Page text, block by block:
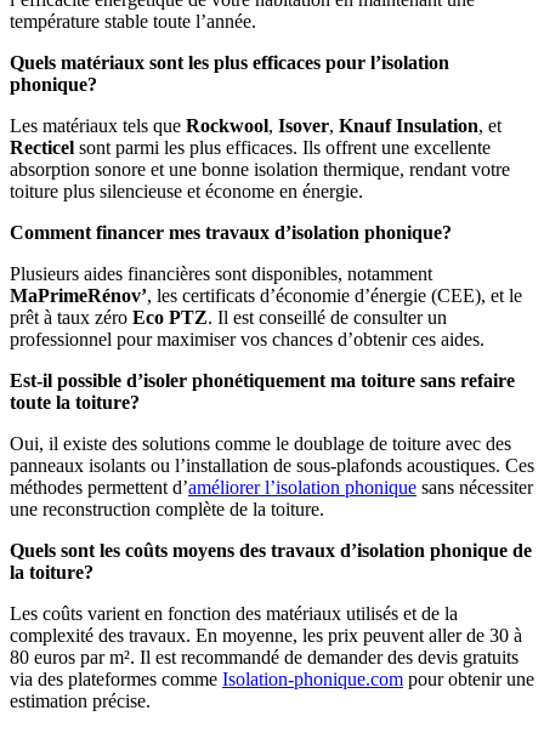
température stable toute l’année.
Quels matériaux sont les plus efficaces pour l’isolation
phonique?
Les matériaux tels que Rockwool, Isover, Knauf Insulation, et
Recticel sont parmi les plus efficaces. Ils offrent une excellente
absorption sonore et une bonne isolation thermique, rendant votre
toiture plus silencieuse et économe en énergie.
Comment financer mes travaux d’isolation phonique?
Plusieurs aides financières sont disponibles, notamment
MaPrimeRénov’, les certificats d’économie d’énergie (CEE), et le
prêt à taux zéro Eco PTZ. Il est conseillé de consulter un
professionnel pour maximiser vos chances d’obtenir ces aides.
Est-il possible d’isoler phonétiquement ma toiture sans refaire
toute la toiture?
Oui, il existe des solutions comme le doublage de toiture avec des
panneaux isolants ou l’installation de sous-plafonds acoustiques. Ces
méthodes permettent d’améliorer l’isolation phonique sans nécessiter
une reconstruction complète de la toiture.
Quels sont les coûts moyens des travaux d’isolation phonique de
la toiture?
Les coûts varient en fonction des matériaux utilisés et de la
complexité des travaux. En moyenne, les prix peuvent aller de 30 à
80 euros par m². Il est recommandé de demander des devis gratuits
via des plateformes comme Isolation-phonique.com pour obtenir une
estimation précise.